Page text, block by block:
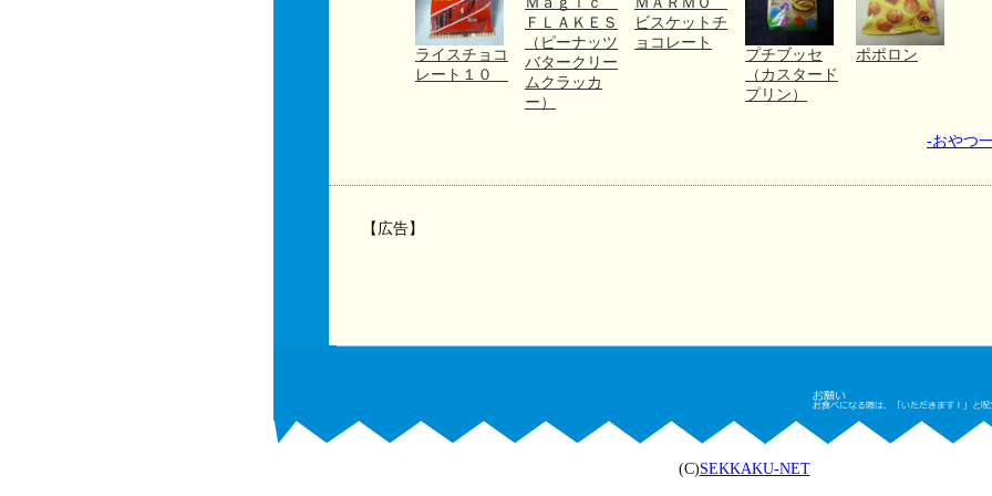
ライスチョコ
レート１０
ＦＬＡＫＥＳ
（ピーナッツ
バタークリー
ムクラッカ
ー）
ビスケットチ
ョコレート
プチブッセ
（カスタード
プリン）
ポポロン
-おやつ
【広告】
(C)SEKKAKU-NET